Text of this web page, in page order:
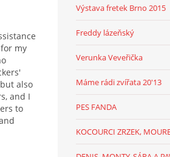
my
also
and I
to
Výstava fretek Brno 2015
Freddy lázeňský
Verunka Veveřička
Máme rádi zvířata 20'13
PES FANDA
KOCOURCI ZRZEK,